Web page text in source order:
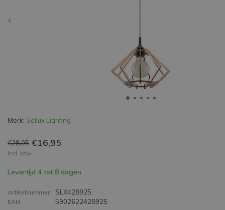
Merk: Sollux Lighting
€28,05 €16,95
Incl. btw
Levertijd 4 tot 8 dagen
Artikelnummer SLX428925
EAN 5902622428925